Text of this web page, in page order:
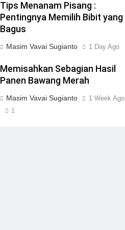
Tips Menanam Pisang :
Pentingnya Memilih Bibit yang
Bagus
Masim Vavai Sugianto 1 Day Ago
Memisahkan Sebagian Hasil
Panen Bawang Merah
Masim Vavai Sugianto 1 Week Ago
1